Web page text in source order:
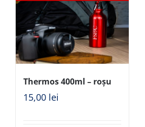
Thermos 400ml – roșu
15,00 lei